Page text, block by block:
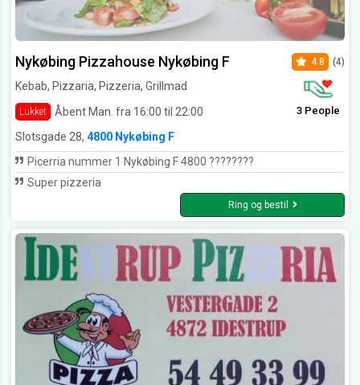
Nykøbing Pizzahouse Nykøbing F
Kebab, Pizzaria, Pizzeria, Grillmad
Lukket Åbent Man. fra 16:00 til 22:00
4.8 (4)
3 People
Slotsgade 28, 4800 Nykøbing F
Picerria nummer 1 Nykøbing F 4800 ????????
Super pizzeria
Ring og bestil